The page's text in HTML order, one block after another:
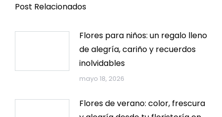
Post Relacionados
Flores para niños: un regalo lleno
de alegría, cariño y recuerdos
inolvidables
mayo 18, 2026
Flores de verano: color, frescura